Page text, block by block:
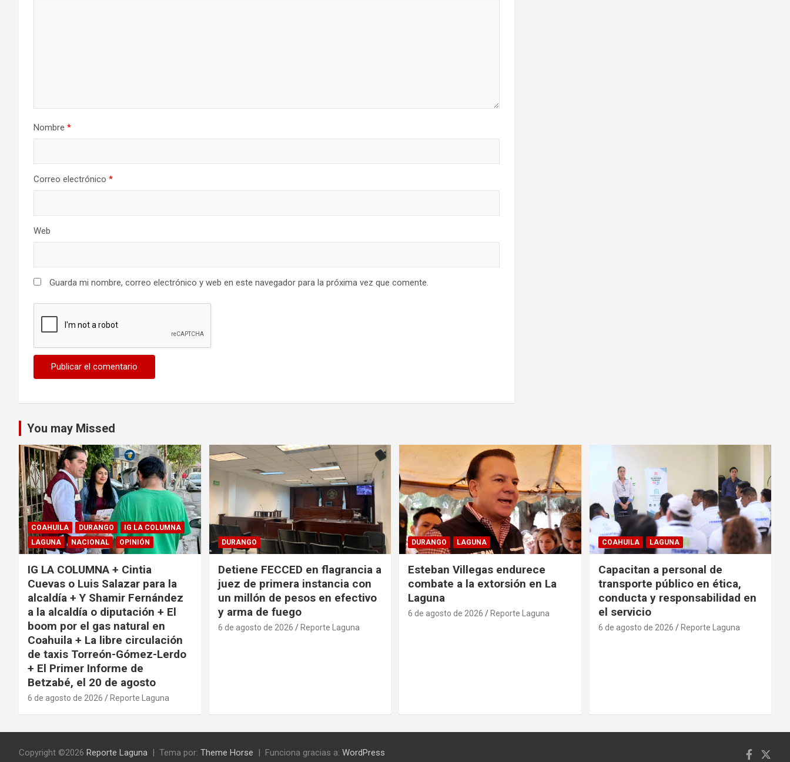
Nombre *
Correo electrónico *
Web
Guarda mi nombre, correo electrónico y web en este navegador para la próxima vez que comente.
You may Missed
COAHUILA DURANGO
IG LA COLUMNA
LAGUNA
NACIONAL OPINIÓN
IG LA COLUMNA + Cintia
Cuevas o Luis Salazar para la
alcaldía + Y Shamir Fernández
a la alcaldía o diputación + El
boom por el gas natural en
Coahuila + La libre circulación
de taxis Torreón-Gómez-Lerdo
+ El Primer Informe de
Betzabé, el 20 de agosto
6 de agosto de 2026 Reporte Laguna
DURANGO
Detiene FECCED en flagrancia a
juez de primera instancia con
un millón de pesos en efectivo
y arma de fuego
6 de agosto de 2026 Reporte Laguna
DURANGO LAGUNA
Esteban Villegas endurece
combate a la extorsión en La
Laguna
6 de agosto de 2026 Reporte Laguna
COAHUILA LAGUNA
Capacitan a personal de
transporte público en ética,
conducta y responsabilidad en
el servicio
6 de agosto de 2026 Reporte Laguna
Copyright ©2026 Reporte Laguna Tema por: Theme Horse Funciona gracias a: WordPress